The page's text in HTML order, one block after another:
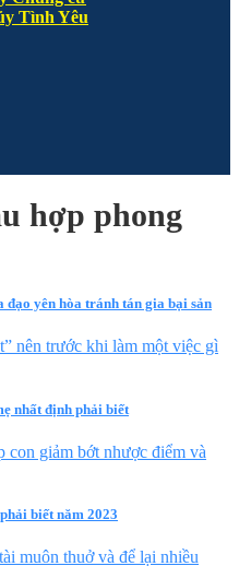
Tình Yêu
hợp phong
đạo yên hòa tránh tán gia bại sản
nên trước khi làm một việc gì
nhất định phải biết
con giảm bớt nhược điểm và
biết năm 2023
muôn thuở và để lại nhiều